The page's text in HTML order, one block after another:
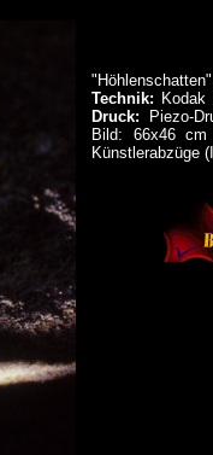
Technik:
Druck: Piezo-
Bild: 66x46
Künstlerabzüge